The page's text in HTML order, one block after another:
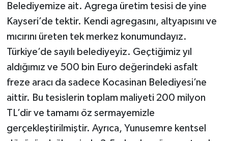
Belediyemize ait. Agrega üretim tesisi de yine
Kayseri’de tektir. Kendi agregasını, altyapısını ve
mıcırını üreten tek merkez konumundayız.
Türkiye’de sayılı belediyeyiz. Geçtiğimiz yıl
aldığımız ve 500 bin Euro değerindeki asfalt
freze aracı da sadece Kocasinan Belediyesi’ne
aittir. Bu tesislerin toplam maliyeti 200 milyon
TL’dir ve tamamı öz sermayemizle
gerçekleştirilmiştir. Ayrıca, Yunusemre kentsel